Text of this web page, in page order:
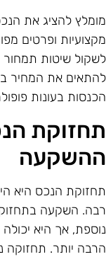
להציג את
ופרטים
שיטות תמחור
בעונות
הנכס היא
השקעה
אך היא יכולה
יותר. תחזוקה